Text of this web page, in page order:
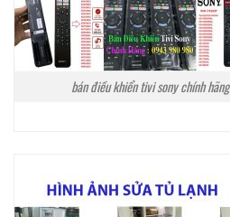
bán điều khiển tivi sony chính hãng